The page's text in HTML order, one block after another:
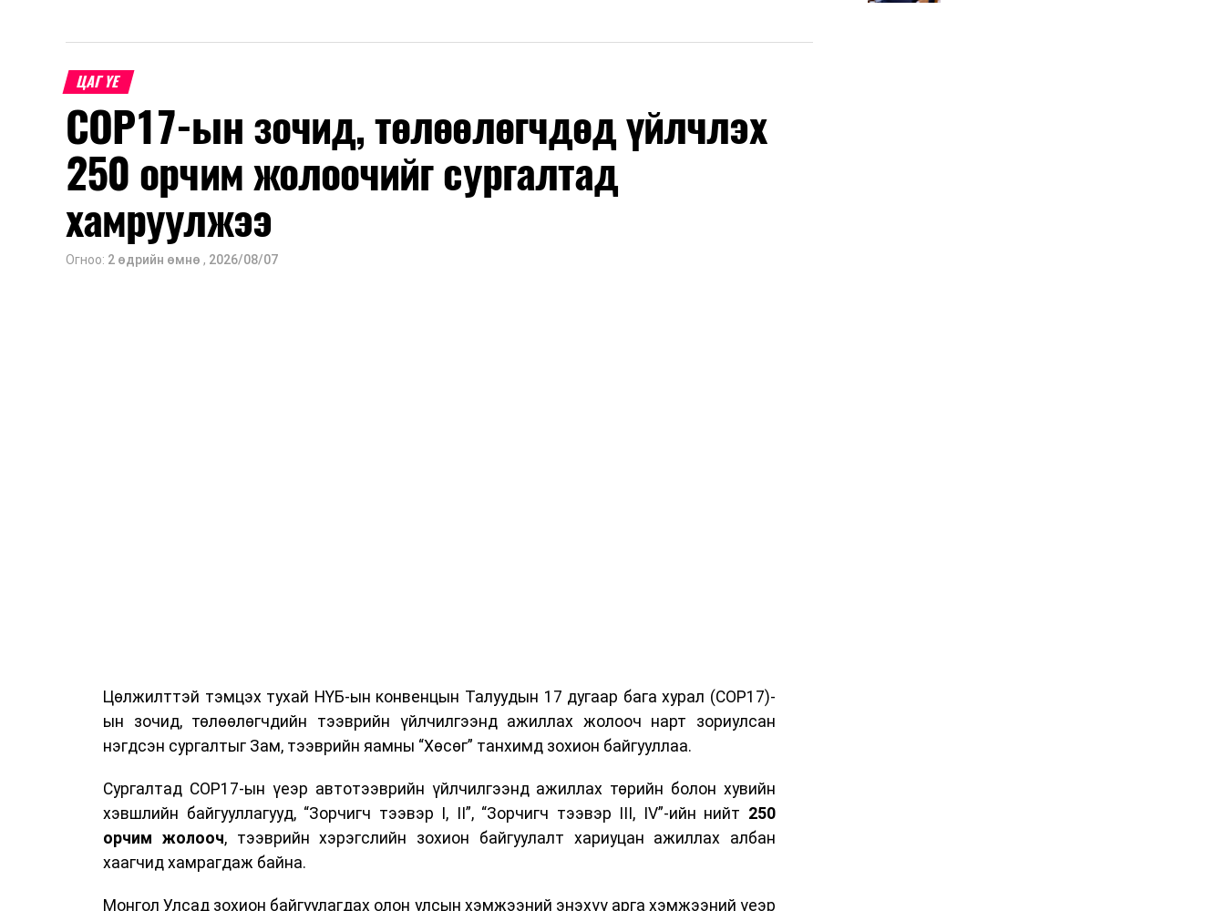
ЦАГ ҮЕ
COP17-ын зочид, төлөөлөгчдөд үйлчлэх
250 орчим жолоочийг сургалтад
хамруулжээ
Огноо: 2 өдрийн өмнө , 2026/08/07
Цөлжилттэй тэмцэх тухай НҮБ-ын конвенцын Талуудын 17 дугаар бага хурал (COP17)-
ын зочид, төлөөлөгчдийн тээврийн үйлчилгээнд ажиллах жолооч нарт зориулсан
нэгдсэн сургалтыг Зам, тээврийн яамны “Хөсөг” танхимд зохион байгууллаа.
Сургалтад COP17-ын үеэр автотээврийн үйлчилгээнд ажиллах төрийн болон хувийн
хэвшлийн байгууллагууд, “Зорчигч тээвэр I, II”, “Зорчигч тээвэр III, IV”-ийн нийт 250
орчим жолооч, тээврийн хэрэгслийн зохион байгуулалт хариуцан ажиллах албан
хаагчид хамрагдаж байна.
Монгол Улсад зохион байгуулагдах олон улсын хэмжээний энэхүү арга хэмжээний үеэр